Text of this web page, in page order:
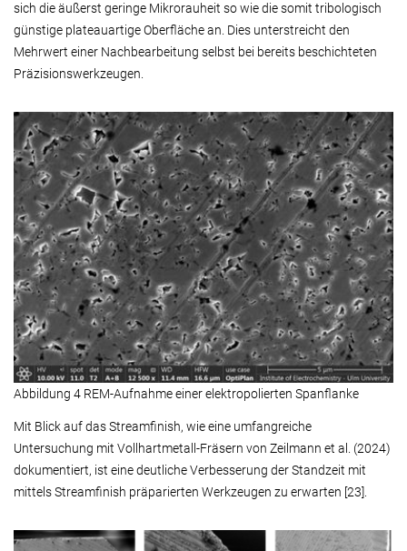
sich die äußerst geringe Mikrorauheit so wie die somit tribologisch
günstige plateauartige Oberfläche an. Dies unterstreicht den
Mehrwert einer Nachbearbeitung selbst bei bereits beschichteten
Präzisionswerkzeugen.
Abbildung 4 REM-Aufnahme einer elektropolierten Spanflanke
Mit Blick auf das Streamfinish, wie eine umfangreiche
Untersuchung mit Vollhartmetall-Fräsern von Zeilmann et al. (2024)
dokumentiert, ist eine deutliche Verbesserung der Standzeit mit
mittels Streamfinish präparierten Werkzeugen zu erwarten [23].